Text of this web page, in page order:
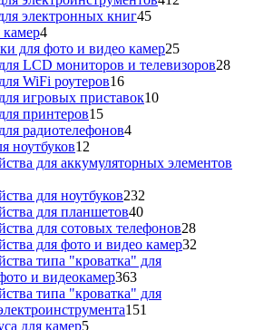
электронных книг4545
камер44
товара
для фото и видео камер2525
товаров
LCD мониторов и телевизоров2828
WiFi роутеров1616
товаров
игровых приставок1010
принтеров1515
товаров
радиотелефонов44
ноутбуков12
товаров
для аккумуляторных элементов
для ноутбуков232
для планшетов4040
товаров
для сотовых телефонов2828
товаров
для фото и видео камер32
типа "кроватка" для
и видеокамер363363
товара
типа "кроватка" для
151
для камер55